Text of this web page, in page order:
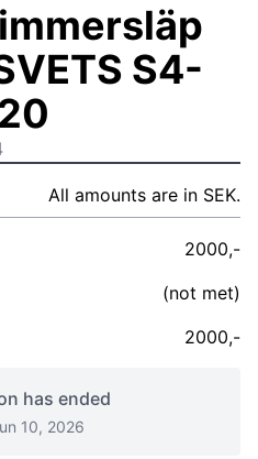
S4-
All amounts are in SEK.
2000,-
(not met)
2000,-
has ended
10, 2026